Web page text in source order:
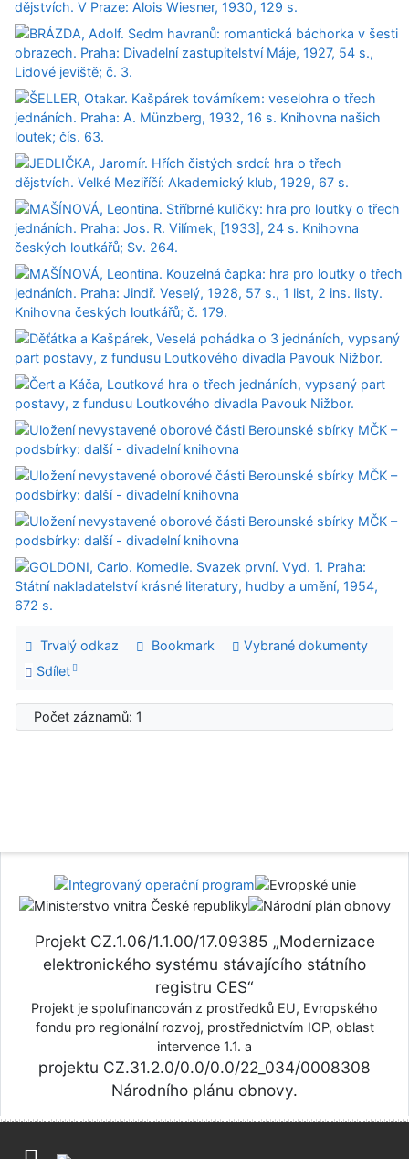
Trvalý odkaz Bookmark
Vybrané dokumenty
Sdílet
Počet záznamů: 1
Projekt CZ.1.06/1.1.00/17.09385 „Modernizace
elektronického systému stávajícího státního
registru CES“
Projekt je spolufinancován z prostředků EU, Evropského
fondu pro regionální rozvoj, prostřednictvím IOP, oblast
intervence 1.1. a
projektu CZ.31.2.0/0.0/0.0/22_034/0008308
Národního plánu obnovy.